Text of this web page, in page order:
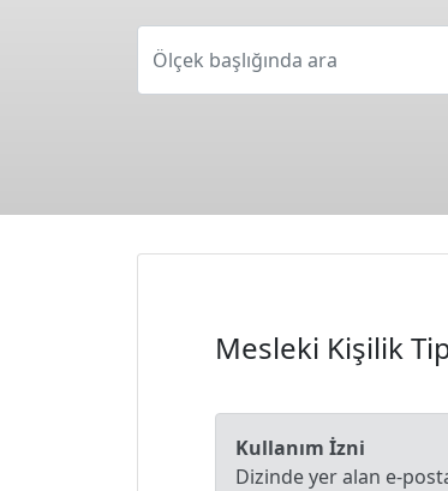
Ölçek başlığında ara
Mesleki Kişilik
Kullanım İzni
Dizinde yer alan e-